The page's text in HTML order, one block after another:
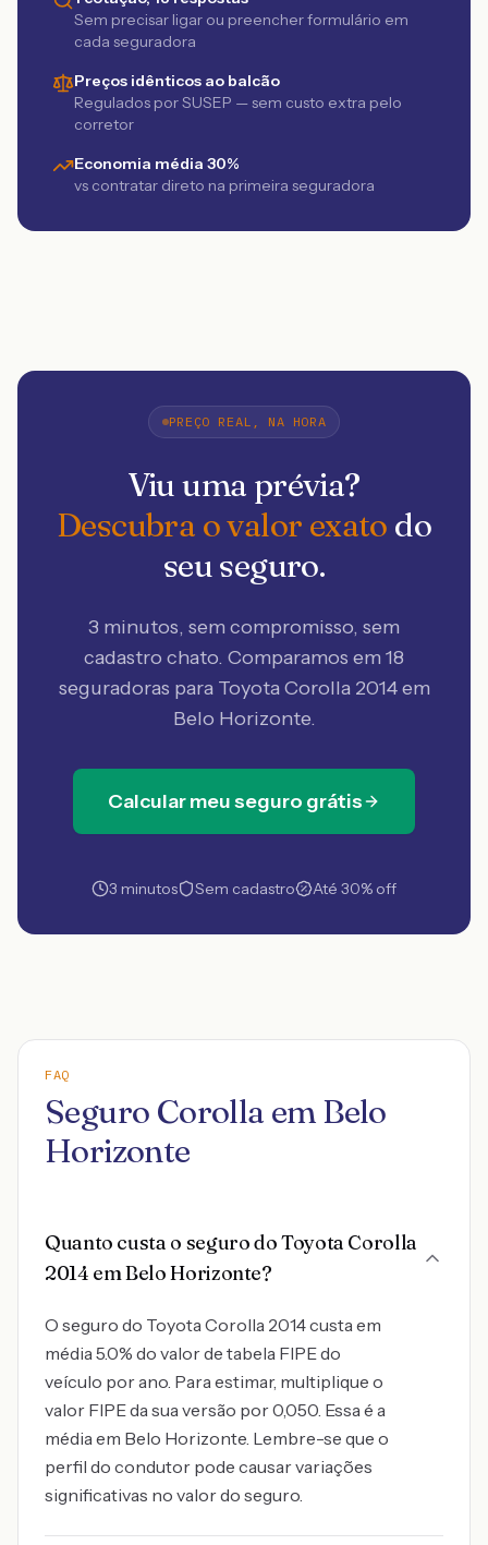
Sem precisar ligar ou preencher formulário em
cada seguradora
Preços idênticos ao balcão
Regulados por SUSEP — sem custo extra pelo
corretor
Economia média 30%
vs contratar direto na primeira seguradora
PREÇO REAL, NA HORA
Viu uma prévia?
Descubra o valor exato do
seu seguro.
3 minutos, sem compromisso, sem
cadastro chato. Comparamos em 18
seguradoras para Toyota Corolla 2014 em
Belo Horizonte.
Calcular meu seguro grátis
3 minutos Sem cadastro Até 30% off
FAQ
Seguro Corolla em Belo
Horizonte
Quanto custa o seguro do Toyota Corolla
2014 em Belo Horizonte?
O seguro do Toyota Corolla 2014 custa em
média 5.0% do valor de tabela FIPE do
veículo por ano. Para estimar, multiplique o
valor FIPE da sua versão por 0,050. Essa é a
média em Belo Horizonte. Lembre-se que o
perfil do condutor pode causar variações
significativas no valor do seguro.